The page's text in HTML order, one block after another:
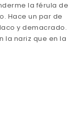
la férula de
Hace un par de
y demacrado.
la nariz que en la